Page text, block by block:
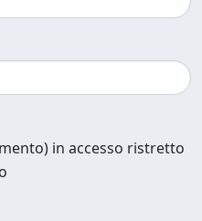
in accesso ristretto